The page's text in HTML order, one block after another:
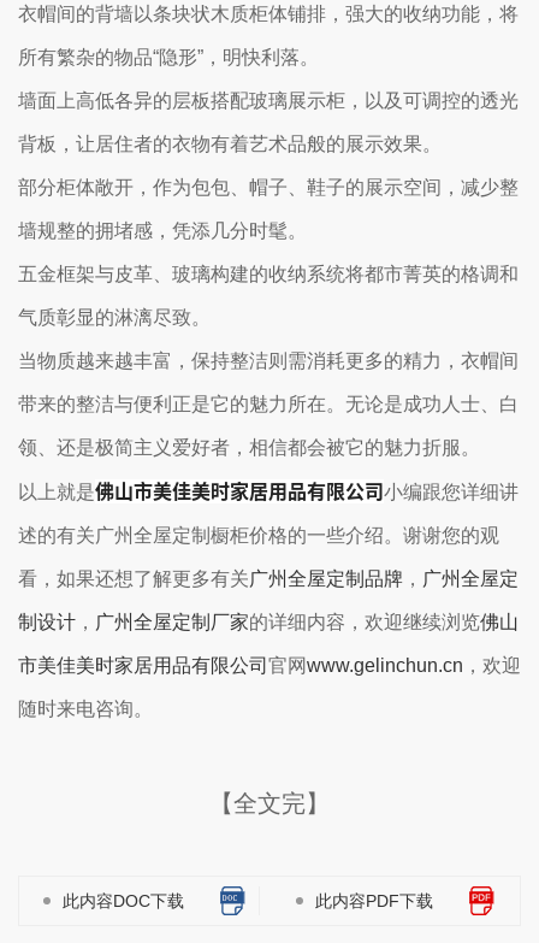
衣帽间的背墙以条块状木质柜体铺排，强大的收纳功能，将
所有繁杂的物品“隐形”，明快利落。
墙面上高低各异的层板搭配玻璃展示柜，以及可调控的透光
背板，让居住者的衣物有着艺术品般的展示效果。
部分柜体敞开，作为包包、帽子、鞋子的展示空间，减少整
墙规整的拥堵感，凭添几分时髦。
五金框架与皮革、玻璃构建的收纳系统将都市菁英的格调和
气质彰显的淋漓尽致。
当物质越来越丰富，保持整洁则需消耗更多的精力，衣帽间
带来的整洁与便利正是它的魅力所在。无论是成功人士、白
领、还是极简主义爱好者，相信都会被它的魅力折服。
以上就是佛山市美佳美时家居用品有限公司小编跟您详细讲
述的有关广州全屋定制橱柜价格的一些介绍。谢谢您的观
看，如果还想了解更多有关广州全屋定制品牌 ， 广州全屋定
制设计 ， 广州全屋定制厂家的详细内容，欢迎继续浏览佛山
市美佳美时家居用品有限公司 官网www.gelinchun.cn ，欢迎
随时来电咨询。
【全文完】
此内容DOC下载 此内容PDF下载